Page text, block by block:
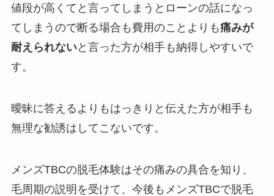
値段が高くてと言ってしまうとローンの話になっ
てしまうので断る場合も費用のことよりも痛みが
耐えられないと言った方が相手も納得しやすいで
す。
曖昧に答えるよりもはっきりと伝えた方が相手も
無理な勧誘はしてこないです。
メンズTBCの脱毛体験はその痛みの具合を知り、
毛周期の説明を受けて、今後もメンズTBCで脱毛